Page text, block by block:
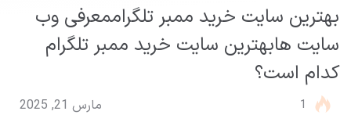
بهترین سایت‌ خرید ممبر تلگراممعرفی وب
سایت هابهترین سایت‌ خرید ممبر تلگرام
کدام‌ است؟
1 مارس 21, 2025